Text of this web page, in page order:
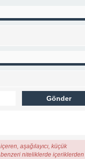
aşağılayıcı, küçük
niteliklerde içeriklerden